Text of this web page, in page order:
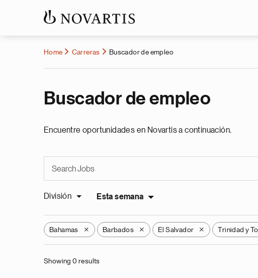
Home Carreras Buscador de empleo
Buscador de empleo
Encuentre oportunidades en Novartis a continuación.
División Esta semana
Bahamas X Barbados X El Salvador X Trinidad y
Showing 0 results